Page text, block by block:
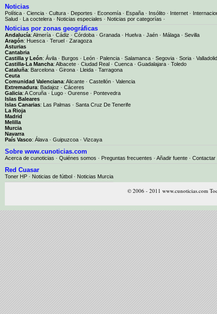
Noticias
Política · Ciencia · Cultura · Deportes · Economía · España · Insólito · Internet ·
Salud · La coctelera · Noticias especiales · Noticias por categorías ·
Noticias por zonas geográficas
Andalucía: Almería · Cádiz · Córdoba · Granada · Huelva · Jaén · Málaga · Sevilla
Aragón: Huesca · Teruel · Zaragoza
Asturias
Cantabria
Castilla y León: Ávila · Burgos · León · Palencia · Salamanca · Segovia · Soria · Valladolid
Castilla-La Mancha: Albacete · Ciudad Real · Cuenca · Guadalajara · Toledo
Cataluña: Barcelona · Girona · Lleida · Tarragona
Ceuta
Comunidad Valenciana: Alicante · Castellón · Valencia
Extremadura: Badajoz · Cáceres
Galicia: A Coruña · Lugo · Ourense · Pontevedra
Islas Baleares
Islas Canarias: Las Palmas · Santa Cruz De Tenerife
La Rioja
Madrid
Melilla
Murcia
Navarra
País Vasco: Álava · Guipuzcoa · Vizcaya
Sobre www.cunoticias.com
Acerca de cunoticias · Quiénes somos · Preguntas frecuentes · Añadir fuente · Contactar
Red Cuasar
Toner HP · Noticias de fútbol · Noticias Murcia
© 2006 - 2011 www.cunoticias.com